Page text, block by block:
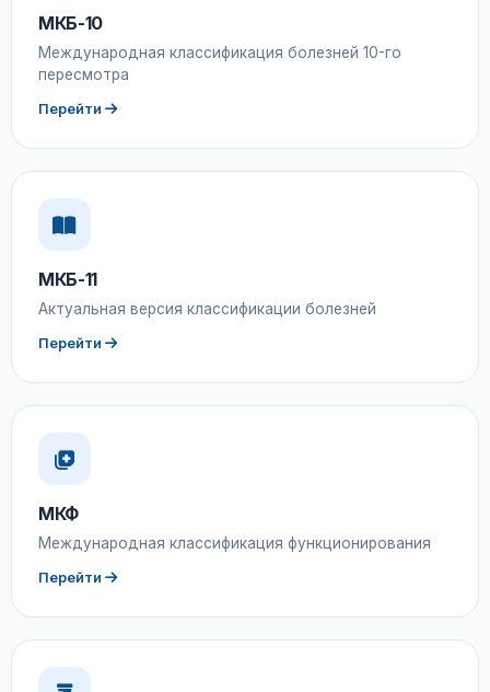
МКБ-10
Международная классификация болезней 10-го
пересмотра
Перейти
МКБ-11
Актуальная версия классификации болезней
Перейти
МКФ
Международная классификация функционирования
Перейти